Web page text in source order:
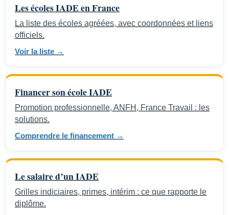
Les écoles IADE en France
La liste des écoles agréées, avec coordonnées et liens
officiels.
Voir la liste →
Financer son école IADE
Promotion professionnelle, ANFH, France Travail : les
solutions.
Comprendre le financement →
Le salaire d’un IADE
Grilles indiciaires, primes, intérim : ce que rapporte le
diplôme.